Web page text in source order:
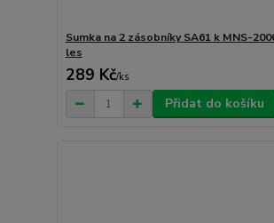
Sumka na 2 zásobníky SA61 k MNS-
les
289 Kč/ks
Přidat do košíku